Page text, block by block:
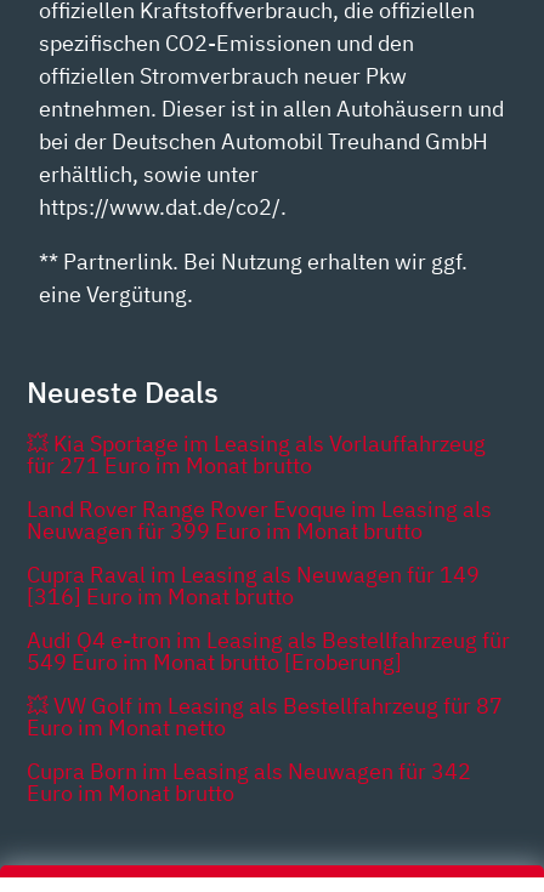
offiziellen Kraftstoffverbrauch, die offiziellen
spezifischen CO2-Emissionen und den
offiziellen Stromverbrauch neuer Pkw
entnehmen. Dieser ist in allen Autohäusern und
bei der Deutschen Automobil Treuhand GmbH
erhältlich, sowie unter
https://www.dat.de/co2/.
** Partnerlink. Bei Nutzung erhalten wir ggf.
eine Vergütung.
Neueste Deals
💥 Kia Sportage im Leasing als Vorlauffahrzeug
für 271 Euro im Monat brutto
Land Rover Range Rover Evoque im Leasing als
Neuwagen für 399 Euro im Monat brutto
Cupra Raval im Leasing als Neuwagen für 149
[316] Euro im Monat brutto
Audi Q4 e-tron im Leasing als Bestellfahrzeug für
549 Euro im Monat brutto [Eroberung]
💥 VW Golf im Leasing als Bestellfahrzeug für 87
Euro im Monat netto
Cupra Born im Leasing als Neuwagen für 342
Euro im Monat brutto